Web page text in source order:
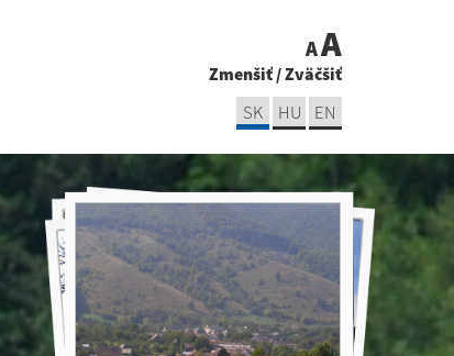
AA
Zmenšiť/Zväčšiť
SK HU EN